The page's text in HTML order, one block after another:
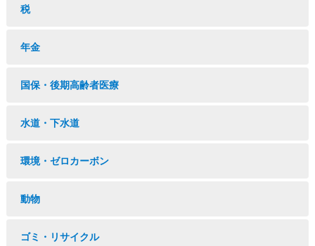
税
年金
国保・後期高齢者医療
水道・下水道
環境・ゼロカーボン
動物
ゴミ・リサイクル